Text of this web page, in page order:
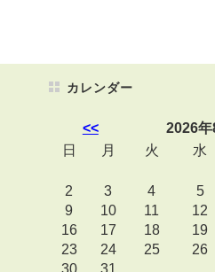
カレンダー
<<
2026年
日
月 火 水
2
3 4 5
9
10 11 12
16
17 18 19
23
24 25 26
30
31